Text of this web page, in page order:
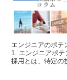
エンジニアのポテ
1. エンジニアポ
採用とは、特定の